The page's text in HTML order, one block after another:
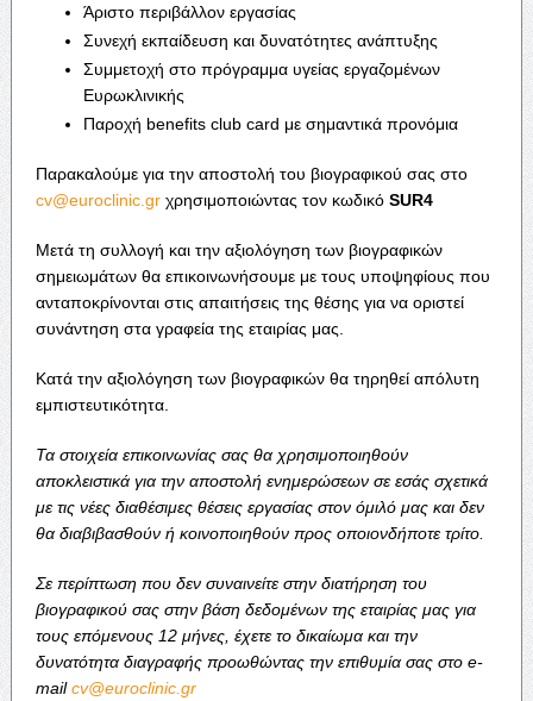
Άριστο περιβάλλον εργασίας
Συνεχή εκπαίδευση και δυνατότητες ανάπτυξης
Συμμετοχή στο πρόγραμμα υγείας εργαζομένων
Ευρωκλινικής
Παροχή benefits club card με σημαντικά προνόμια
Παρακαλούμε για την αποστολή του βιογραφικού σας στο
cv@euroclinic.grχρησιμοποιώντας τον κωδικό SUR4
Μετά τη συλλογή και την αξιολόγηση των βιογραφικών
σημειωμάτων θα επικοινωνήσουμε με τους υποψηφίους που
ανταποκρίνονται στις απαιτήσεις της θέσης για να οριστεί
συνάντηση στα γραφεία της εταιρίας μας.
Κατά την αξιολόγηση των βιογραφικών θα τηρηθεί απόλυτη
εμπιστευτικότητα.
Τα στοιχεία επικοινωνίας σας θα χρησιμοποιηθούν
αποκλειστικά για την αποστολή ενημερώσεων σε εσάς σχετικά
με τις νέες διαθέσιμες θέσεις εργασίας στον όμιλό μας και δεν
θα διαβιβασθούν ή κοινοποιηθούν προς οποιονδήποτε τρίτο.
Σε περίπτωση που δεν συναινείτε στην διατήρηση του
βιογραφικού σας στην βάση δεδομένων της εταιρίας μας για
τους επόμενους 12 μήνες, έχετε το δικαίωμα και την
δυνατότητα διαγραφής προωθώντας την επιθυμία σας στο e-
mailcv@euroclinic.gr